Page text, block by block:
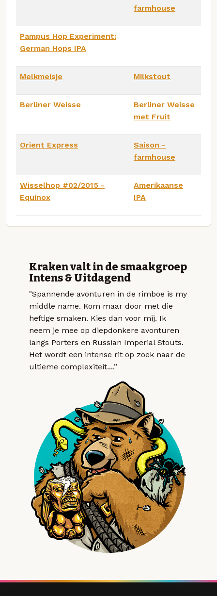
farmhouse
Pampus Hop Experiment:
German Hops IPA
Melkmeisje Milkstout
Berliner Weisse
Berliner Weisse
met Fruit
Orient Express
Saison -
farmhouse
Wisselhop #02/2015 -
Equinox
Amerikaanse
IPA
Kraken valt in de smaakgroep
Intens & Uitdagend
"Spannende avonturen in de rimboe is my
middle name. Kom maar door met die
heftige smaken. Kies dan voor mij. Ik
neem je mee op diepdonkere avonturen
langs Porters en Russian Imperial Stouts.
Het wordt een intense rit op zoek naar de
ultieme complexiteit....”